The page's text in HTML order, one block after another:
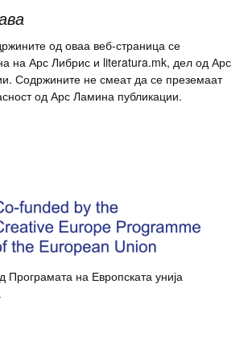
од оваа веб-страница се
на Арс Либрис и literatura.mk, дел од Арс
Содржините не смеат да се преземаат
од Арс Ламина публикации.
на Европската унија